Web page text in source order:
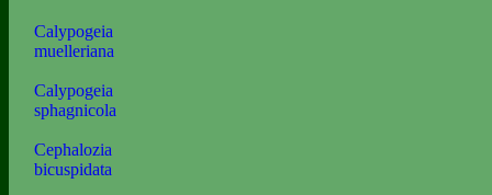
Calypogeia
muelleriana
Calypogeia
sphagnicola
Cephalozia
bicuspidata